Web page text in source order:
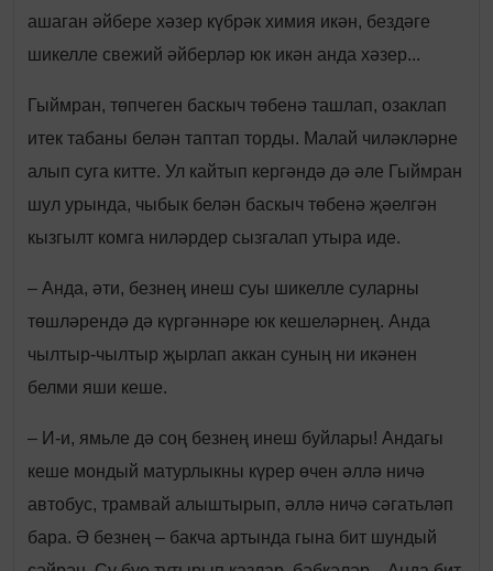
ашаган әйбере хәзер күбрәк химия икән, бездәге
шикелле свежий әйберләр юк икән анда хәзер...
Гыймран, төпчеген баскыч төбенә ташлап, озаклап
итек табаны белән таптап торды. Малай чиләкләрне
алып суга китте. Ул кайтып кергәндә дә әле Гыймран
шул урында, чыбык белән баскыч төбенә җәелгән
кызгылт комга ниләрдер сызгалап утыра иде.
– Анда, әти, безнең инеш суы шикелле суларны
төшләрендә дә күргәннәре юк кешеләрнең. Анда
чылтыр-чылтыр җырлап аккан суның ни икәнен
белми яши кеше.
– И-и, ямьле дә соң безнең инеш буйлары! Андагы
кеше мондый матурлыкны күрер өчен әллә ничә
автобус, трамвай алыштырып, әллә ничә сәгатьләп
бара. Ә безнең – бакча артында гына бит шундый